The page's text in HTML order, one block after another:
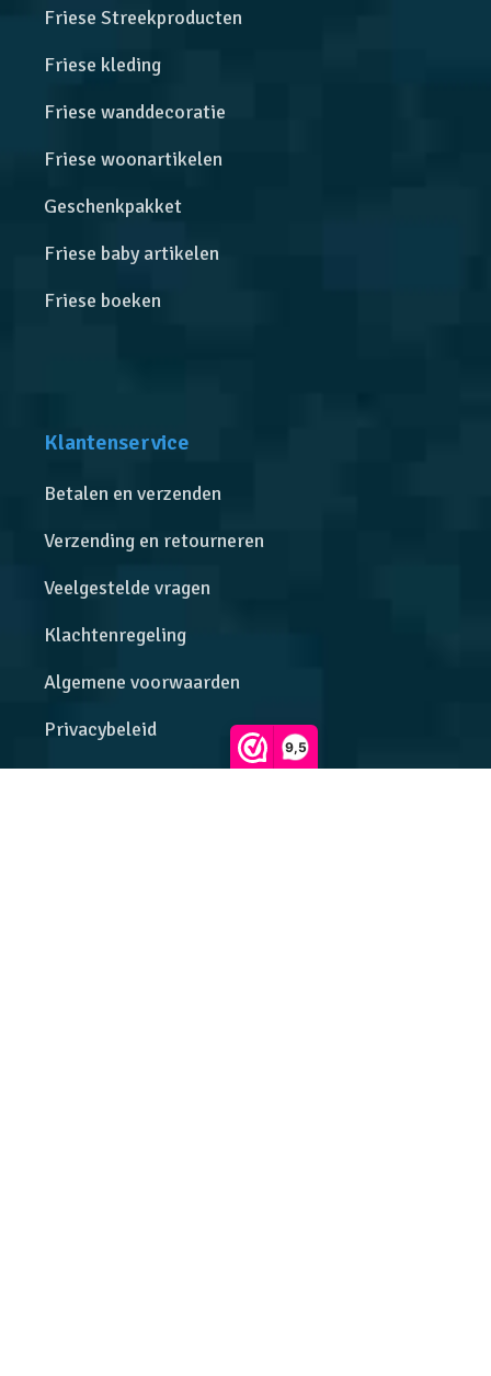
9,5
Friese Streekproducten
Friese kleding
Friese wanddecoratie
Friese woonartikelen
Geschenkpakket
Friese baby artikelen
Friese boeken
Klantenservice
Betalen en verzenden
Verzending en retourneren
Veelgestelde vragen
Klachtenregeling
Algemene voorwaarden
Privacybeleid